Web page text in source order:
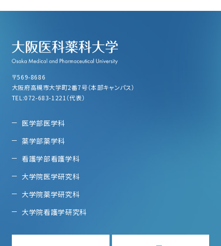
〒569-8686
大阪府高槻市大学町2番7号（本部キャンパス）
TEL:072-683-1221（代表）
医学部医学科
薬学部薬学科
看護学部看護学科
大学院医学研究科
大学院薬学研究科
大学院看護学研究科